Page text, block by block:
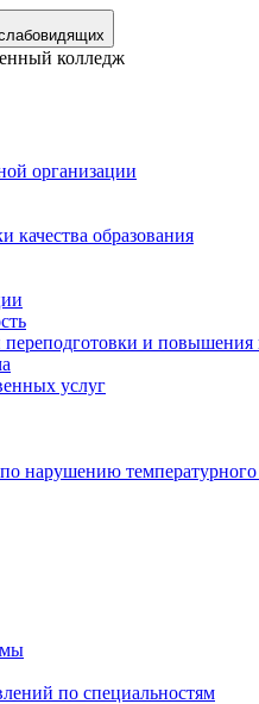
колледж
организации
качества образования
и
услуг
нарушению
по специальностям